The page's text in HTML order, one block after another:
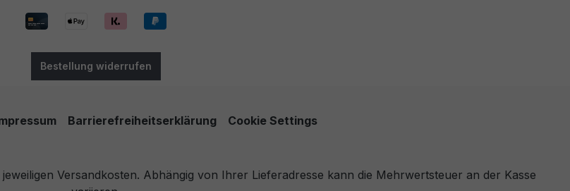
Bestellung widerrufen
Barrierefreiheitserklärung Cookie Settings
Versandkosten. Abhängig von Ihrer Lieferadresse kann die Mehrwertsteuer an der Kasse